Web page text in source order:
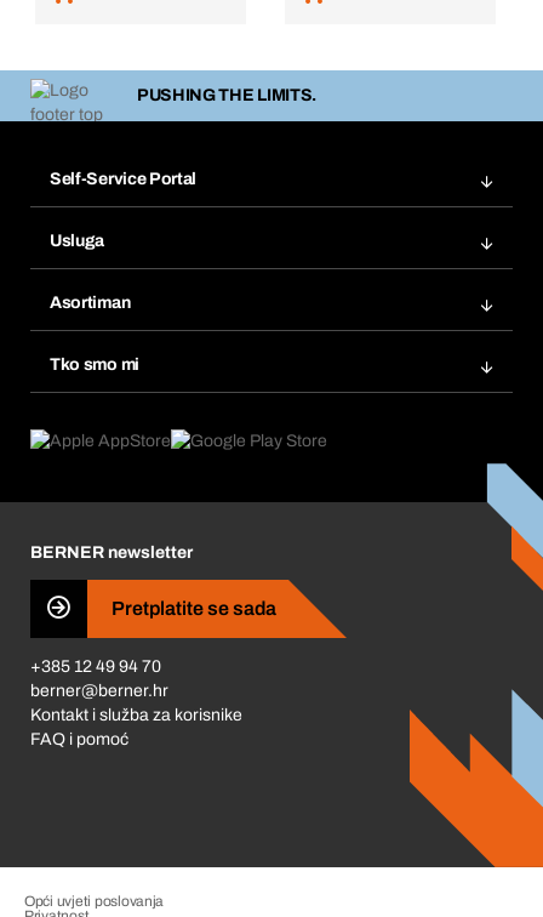
PUSHING THE LIMITS.
Self-Service Portal
Popisi želja
Ponovno naručivanje
Pretplate
Usluga
Tražitelji proizvoda
Asortiman
Tko smo mi
Što nas pokreće
Business Conduct
BERNER newsletter
Pretplatite se sada
+385 12 49 94 70
berner@berner.hr
Kontakt i služba za korisnike
FAQ i pomoć
Opći uvjeti poslovanja